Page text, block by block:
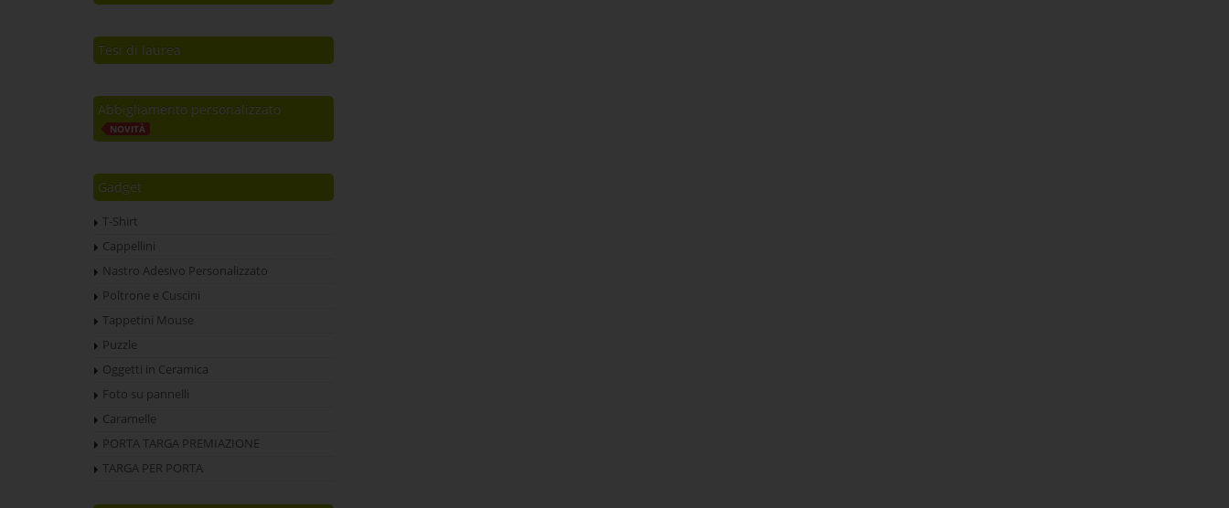
Tesi di laurea
Abbigliamento personalizzato
NOVITÀ
Gadget
T-Shirt
Cappellini
Nastro Adesivo Personalizzato
Poltrone e Cuscini
Tappetini Mouse
Puzzle
Oggetti in Ceramica
Foto su pannelli
Caramelle
PORTA TARGA PREMIAZIONE
TARGA PER PORTA